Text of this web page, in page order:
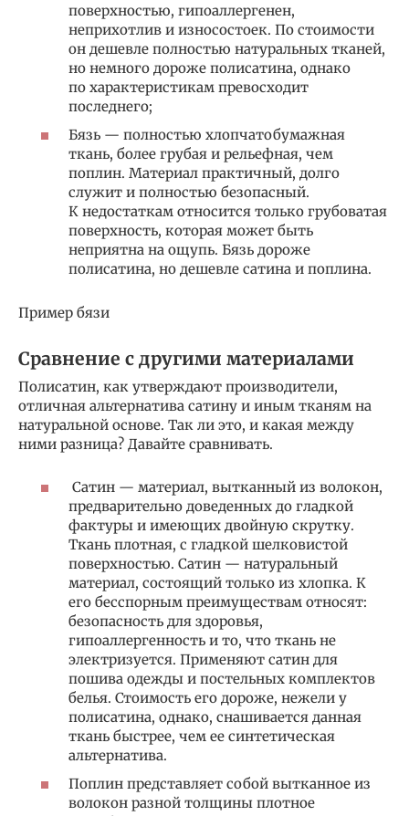
поверхностью, гипоаллергенен,
неприхотлив и износостоек. По стоимости
он дешевле полностью натуральных тканей,
но немного дороже полисатина, однако
по характеристикам превосходит
последнего;
Бязь — полностью хлопчатобумажная
ткань, более грубая и рельефная, чем
поплин. Материал практичный, долго
служит и полностью безопасный.
К недостаткам относится только грубоватая
поверхность, которая может быть
неприятна на ощупь. Бязь дороже
полисатина, но дешевле сатина и поплина.
Пример бязи
Сравнение с другими материалами
Полисатин, как утверждают производители,
отличная альтернатива сатину и иным тканям на
натуральной основе. Так ли это, и какая между
ними разница? Давайте сравнивать.
Сатин — материал, вытканный из волокон,
предварительно доведенных до гладкой
фактуры и имеющих двойную скрутку.
Ткань плотная, с гладкой шелковистой
поверхностью. Сатин — натуральный
материал, состоящий только из хлопка. К
его бесспорным преимуществам относят:
безопасность для здоровья,
гипоаллергенность и то, что ткань не
электризуется. Применяют сатин для
пошива одежды и постельных комплектов
белья. Стоимость его дороже, нежели у
полисатина, однако, снашивается данная
ткань быстрее, чем ее синтетическая
альтернатива.
Поплин представляет собой вытканное из
волокон разной толщины плотное